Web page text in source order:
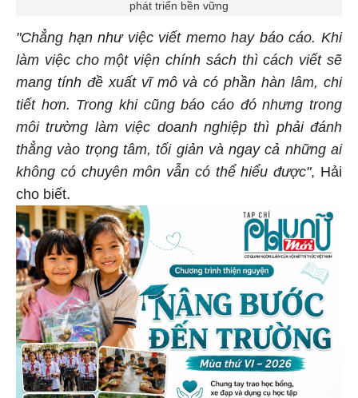
phát triển bền vững
"Chẳng hạn như việc viết memo hay báo cáo. Khi
làm việc cho một viện chính sách thì cách viết sẽ
mang tính đề xuất vĩ mô và có phần hàn lâm, chi
tiết hơn. Trong khi cũng báo cáo đó nhưng trong
môi trường làm việc doanh nghiệp thì phải đánh
thẳng vào trọng tâm, tối giản và ngay cả những ai
không có chuyên môn vẫn có thể hiểu được", Hải
cho biết.